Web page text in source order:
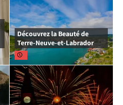
Découvrez la Beauté de
Terre-Neuve-et-Labrador